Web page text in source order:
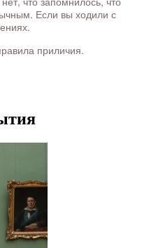
Если вы ходили с
приличия.